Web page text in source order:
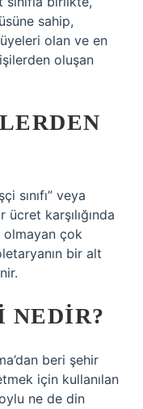
sahip,
olan ve en
oluşan
sınıfı” veya
karşılığında
olmayan çok
bir alt
NEDIR?
beri şehir
için kullanılan
ne de din